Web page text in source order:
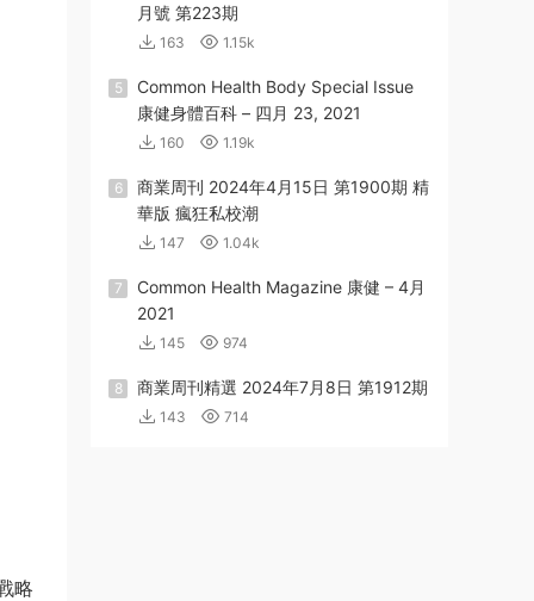
略
月號 第223期
163 1.15k
5
Common Health Body Special Issue
康健身體百科 – 四月 23, 2021
160 1.19k
6
商業周刊 2024年4月15日 第1900期 精
華版 瘋狂私校潮
147 1.04k
7
Common Health Magazine 康健 – 4月
2021
145 974
8 商業周刊精選 2024年7月8日 第1912期
143 714